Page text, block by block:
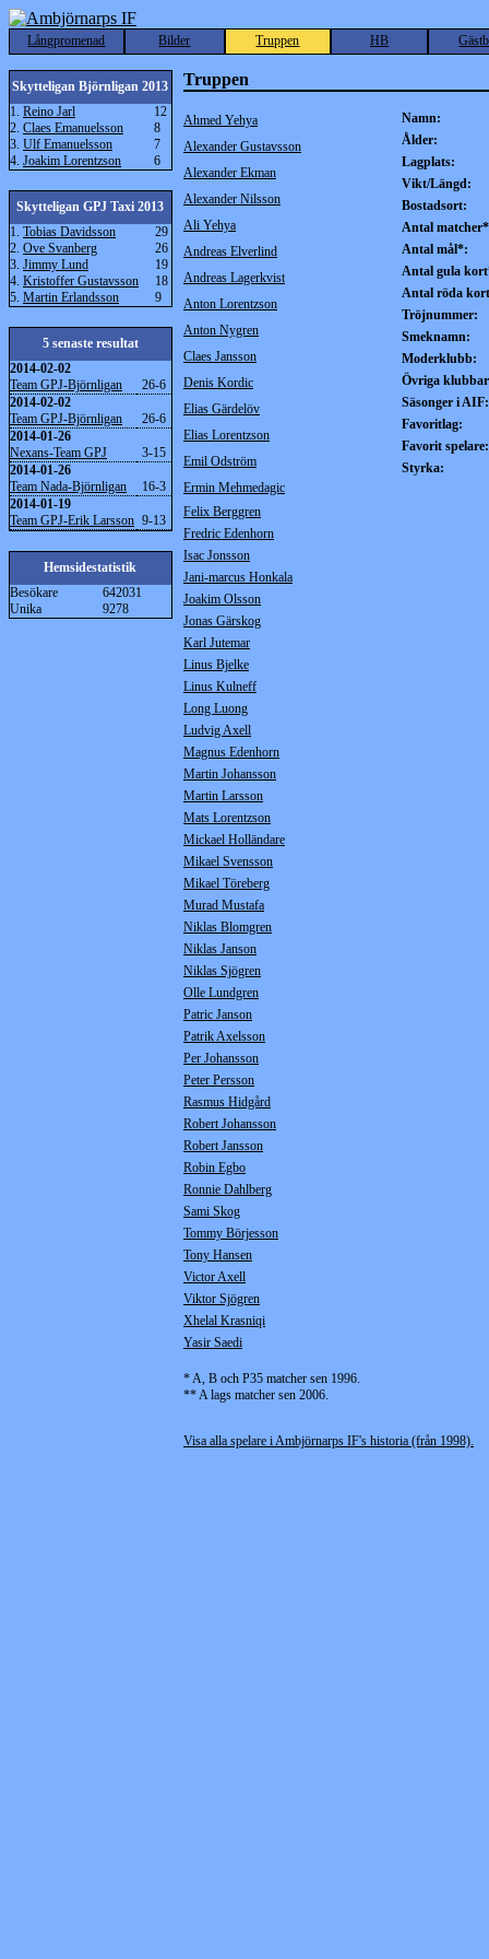
Långpromenad Bilder Truppen HB
Skytteligan Björnligan 2013
1. Reino Jarl
12
2. Claes Emanuelsson
8
3. Ulf Emanuelsson
7
4. Joakim Lorentzson 6
Skytteligan GPJ Taxi 2013
1. Tobias Davidsson
29
2. Ove Svanberg
26
3. Jimmy Lund
19
4. Kristoffer Gustavsson
18
5. Martin Erlandsson 9
5 senaste resultat
2014-02-02
Team GPJ-Björnligan
26-6
2014-02-02
Team GPJ-Björnligan
26-6
2014-01-26
Nexans-Team GPJ
3-15
2014-01-26
Team Nada-Björnligan
16-3
2014-01-19
Team GPJ-Erik Larsson 9-13
Hemsidestatistik
Besökare
642031
Unika
9278
Truppen
Ahmed Yehya
Namn:
Ålder:
Lagplats:
Vikt/Längd:
Bostadsort:
Antal
Antal mål*:
Antal gula
Antal röda
Tröjnummer:
Smeknamn:
Moderklubb:
Övriga
Säsonger i AIF:
Favoritlag:
Favorit spelare:
Styrka:
Alexander Gustavsson
Alexander Ekman
Alexander Nilsson
Ali Yehya
Andreas Elverlind
Andreas Lagerkvist
Anton Lorentzson
Anton Nygren
Claes Jansson
Denis Kordic
Elias Gärdelöv
Elias Lorentzson
Emil Odström
Ermin Mehmedagic
Felix Berggren
Fredric Edenhorn
Isac Jonsson
Jani-marcus Honkala
Joakim Olsson
Jonas Gärskog
Karl Jutemar
Linus Bjelke
Linus Kulneff
Long Luong
Ludvig Axell
Magnus Edenhorn
Martin Johansson
Martin Larsson
Mats Lorentzson
Mickael Holländare
Mikael Svensson
Mikael Töreberg
Murad Mustafa
Niklas Blomgren
Niklas Janson
Niklas Sjögren
Olle Lundgren
Patric Janson
Patrik Axelsson
Per Johansson
Peter Persson
Rasmus Hidgård
Robert Johansson
Robert Jansson
Robin Egbo
Ronnie Dahlberg
Sami Skog
Tommy Börjesson
Tony Hansen
Victor Axell
Viktor Sjögren
Xhelal Krasniqi
Yasir Saedi
* A, B och P35 matcher sen 1996.
** A lags matcher sen 2006.
Visa alla spelare i Ambjörnarps IF's historia (från 1998).